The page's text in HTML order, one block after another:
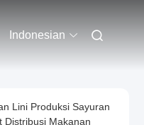
Indonesian
Lini Produksi Sayuran
Distribusi Makanan